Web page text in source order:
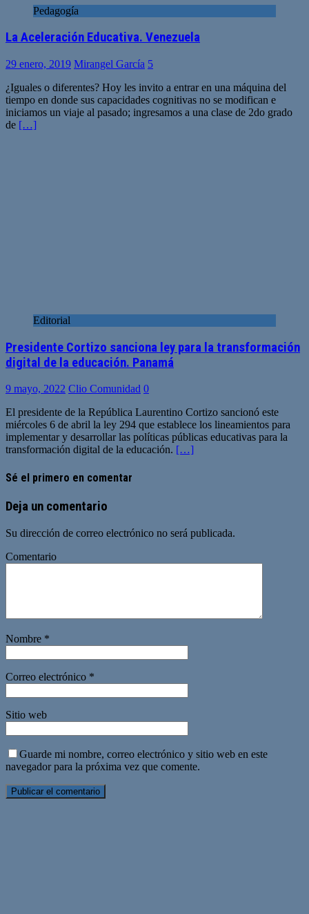
Pedagogía
La Aceleración Educativa. Venezuela
29 enero, 2019 Mirangel García 5
¿Iguales o diferentes? Hoy les invito a entrar en una máquina del
tiempo en donde sus capacidades cognitivas no se modifican e
iniciamos un viaje al pasado; ingresamos a una clase de 2do grado
de […]
Editorial
Presidente Cortizo sanciona ley para la transformación
digital de la educación. Panamá
9 mayo, 2022 Clio Comunidad 0
El presidente de la República Laurentino Cortizo sancionó este
miércoles 6 de abril la ley 294 que establece los lineamientos para
implementar y desarrollar las políticas públicas educativas para la
transformación digital de la educación. […]
Sé el primero en comentar
Deja un comentario
Su dirección de correo electrónico no será publicada.
Comentario
Nombre *
Correo electrónico *
Sitio web
Guarde mi nombre, correo electrónico y sitio web en este
navegador para la próxima vez que comente.